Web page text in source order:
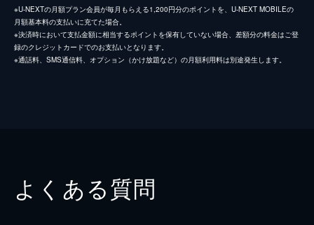
※U-NEXTの月額プラン会員が毎月もらえる1,200円分のポイントを、U-NEXT MOBILEの
月額基本料の支払いに充てた場合。
※決済時において支払金額に相当するポイントを保有していない場合、差額分の料金はご登
録のクレジットカードでのお支払いとなります。
※通話料、SMS通信料、オプション（かけ放題など）の月額利用料は別途発生します。
よくある質問